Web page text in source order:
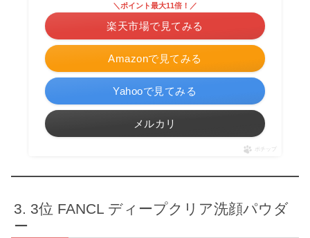
Amazonで見てみる
＼ポイント最大11倍！／
楽天市場で見てみる
Yahooで見てみる
メルカリ
ポチップ
3位 FANCL ディープクリア洗顔パウダ
ー